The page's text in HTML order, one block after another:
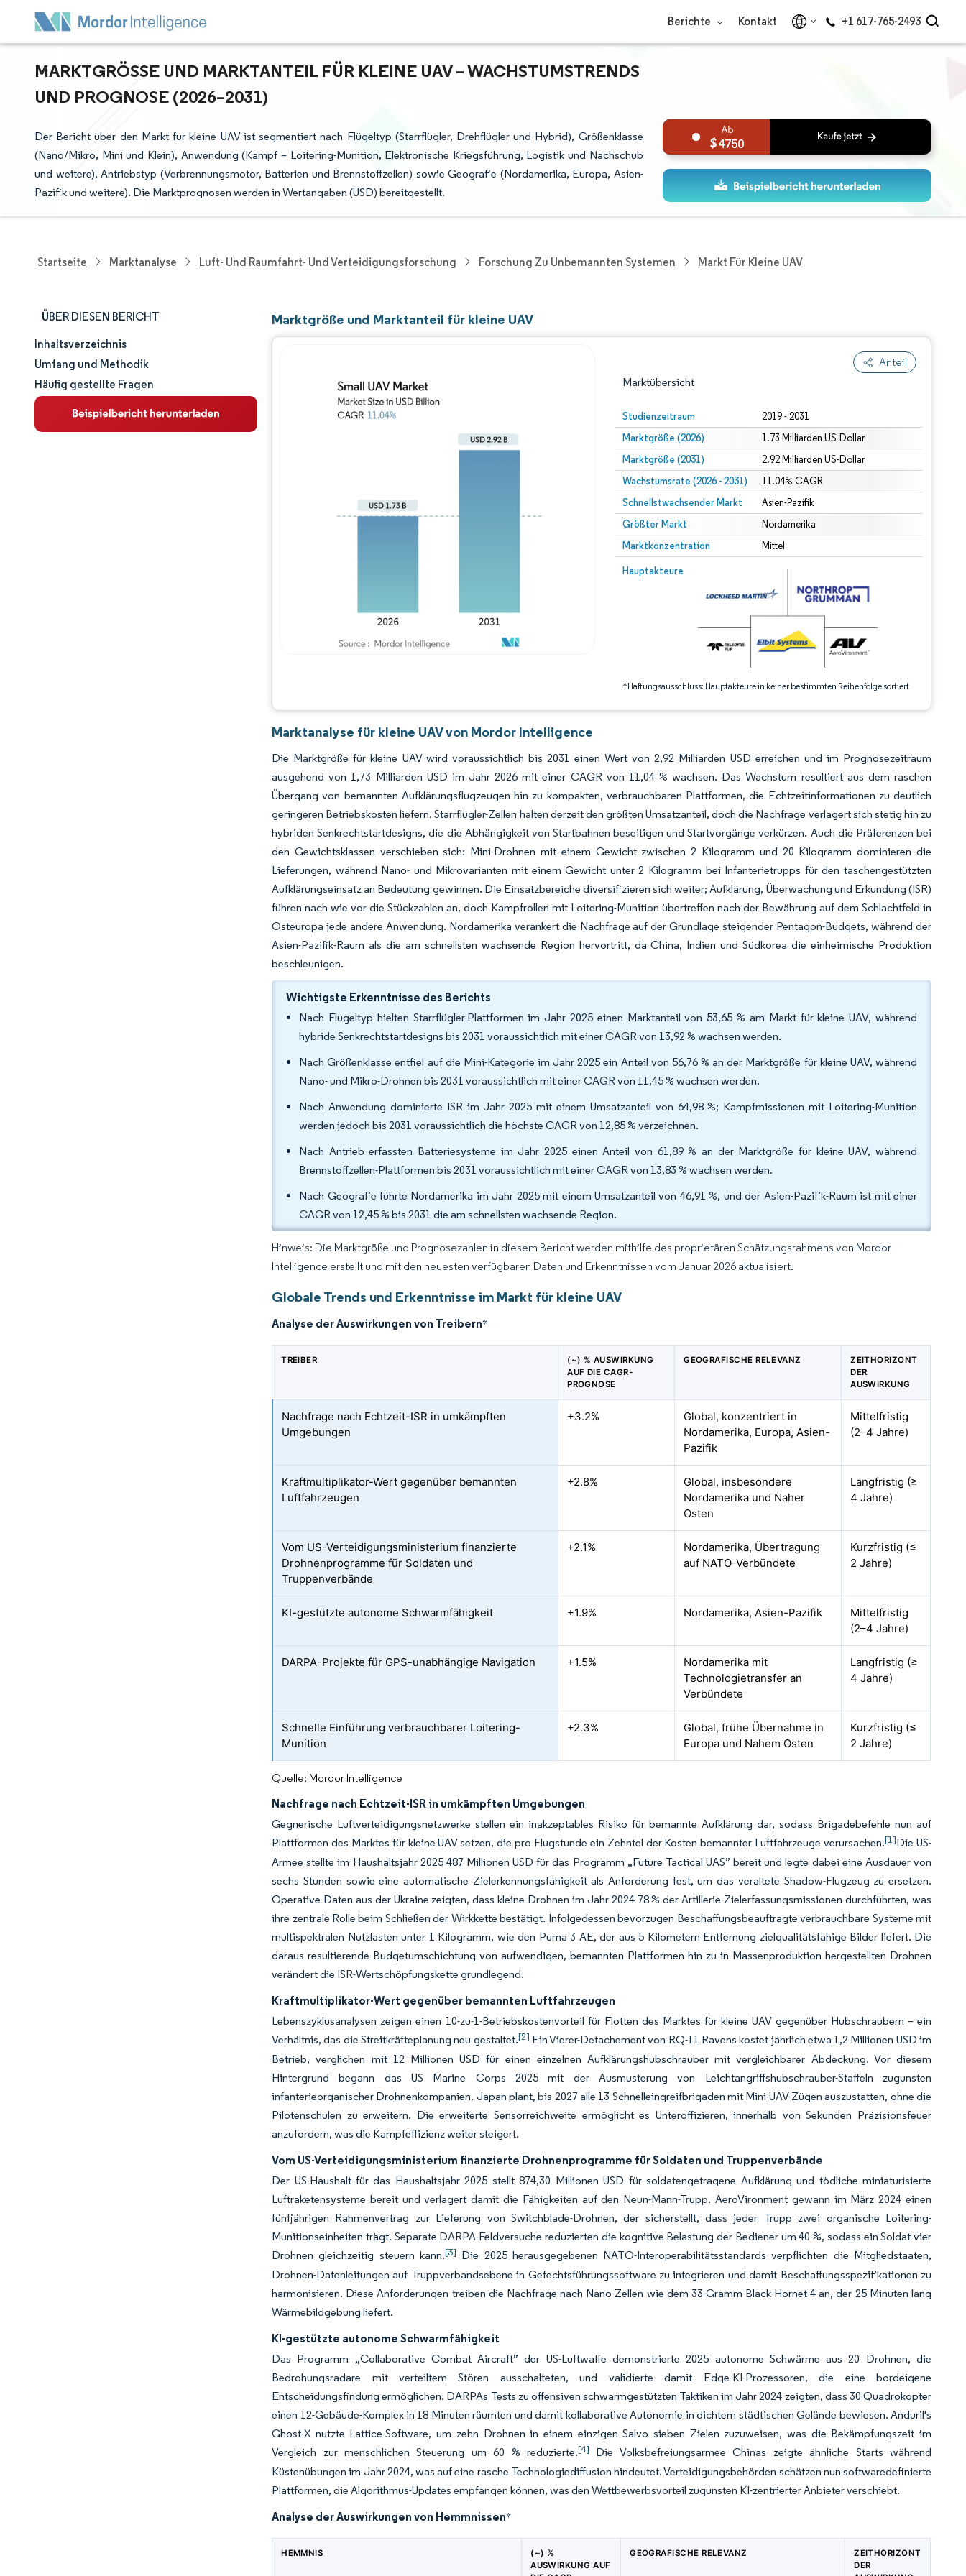
Berichte Kontakt +1 617-765-2493
MARKTGRÖSSE UND MARKTANTEIL FÜR KLEINE UAV – WACHSTUMSTRENDS U
ND PROGNOSE (2026–2031)
Der Bericht über den Markt für kleine UAV ist segmentiert nach Flügeltyp (Starrflügler, Drehflügler und Hybrid), Größenklasse
(Nano/Mikro, Mini und Klein), Anwendung (Kampf – Loitering-Munition, Elektronische Kriegsführung, Logistik und Nachschub
und weitere), Antriebstyp (Verbrennungsmotor, Batterien und Brennstoffzellen) sowie Geografie (Nordamerika, Europa, Asien-
Pazifik und weitere). Die Marktprognosen werden in Wertangaben (USD) bereitgestellt.
4750
Startseite Marktanalyse Luft- Und Raumfahrt- Und Verteidigungsforschung Forschung Zu Unbemannten Systemen Markt Für Kleine UAV
ÜBER DIESEN BERICHT
Marktgröße und -anteil
Marktanalyse
Trends und Einblicke
Inhaltsverzeichnis
Umfang und Methodik
Häufig gestellte Fragen
Marktgröße und Marktanteil für kleine UAV
Anteil
Marktübersicht
Studienzeitraum 2019 - 2031
Marktgröße (2026) 1.73 Milliarden US-Dollar
Marktgröße (2031) 2.92 Milliarden US-Dollar
Wachstumsrate (2026 - 2031) 11.04% CAGR
Schnellstwachsender Markt Asien-Pazifik
Größter Markt Nordamerika
Marktkonzentration Mittel
Hauptakteure
*Haftungsausschluss: Hauptakteure in keiner bestimmten Reihenfolge sortiert
Bild © Mordor Intelligence. Wiederverwendung erfordert Namensnennung gemäß CC BY 4.0.
Bild © Mordor Intelligence. Wiederverwendung erfordert Namensnennung gemäß CC BY 4.0.
Marktanalyse für kleine UAV von Mordor Intelligence
Die Marktgröße für kleine UAV wird voraussichtlich bis 2031 einen Wert von 2,92 Milliarden USD erreichen und im Prognosezeitraum
ausgehend von 1,73 Milliarden USD im Jahr 2026 mit einer CAGR von 11,04 % wachsen. Das Wachstum resultiert aus dem raschen
Übergang von bemannten Aufklärungsflugzeugen hin zu kompakten, verbrauchbaren Plattformen, die Echtzeitinformationen zu deutlich
geringeren Betriebskosten liefern. Starrflügler-Zellen halten derzeit den größten Umsatzanteil, doch die Nachfrage verlagert sich stetig hin zu
hybriden Senkrechtstartdesigns, die die Abhängigkeit von Startbahnen beseitigen und Startvorgänge verkürzen. Auch die Präferenzen bei
den Gewichtsklassen verschieben sich: Mini-Drohnen mit einem Gewicht zwischen 2 Kilogramm und 20 Kilogramm dominieren die
Lieferungen, während Nano- und Mikrovarianten mit einem Gewicht unter 2 Kilogramm bei Infanterietrupps für den taschengestützten
Aufklärungseinsatz an Bedeutung gewinnen. Die Einsatzbereiche diversifizieren sich weiter; Aufklärung, Überwachung und Erkundung (ISR)
führen nach wie vor die Stückzahlen an, doch Kampfrollen mit Loitering-Munition übertreffen nach der Bewährung auf dem Schlachtfeld in
Osteuropa jede andere Anwendung. Nordamerika verankert die Nachfrage auf der Grundlage steigender Pentagon-Budgets, während der
Asien-Pazifik-Raum als die am schnellsten wachsende Region hervortritt, da China, Indien und Südkorea die einheimische Produktion
beschleunigen.
Wichtigste Erkenntnisse des Berichts
Nach Flügeltyp hielten Starrflügler-Plattformen im Jahr 2025 einen Marktanteil von 53,65 % am Markt für kleine UAV, während
hybride Senkrechtstartdesigns bis 2031 voraussichtlich mit einer CAGR von 13,92 % wachsen werden.
Nach Größenklasse entfiel auf die Mini-Kategorie im Jahr 2025 ein Anteil von 56,76 % an der Marktgröße für kleine UAV, während
Nano- und Mikro-Drohnen bis 2031 voraussichtlich mit einer CAGR von 11,45 % wachsen werden.
Nach Anwendung dominierte ISR im Jahr 2025 mit einem Umsatzanteil von 64,98 %; Kampfmissionen mit Loitering-Munition
werden jedoch bis 2031 voraussichtlich die höchste CAGR von 12,85 % verzeichnen.
Nach Antrieb erfassten Batteriesysteme im Jahr 2025 einen Anteil von 61,89 % an der Marktgröße für kleine UAV, während
Brennstoffzellen-Plattformen bis 2031 voraussichtlich mit einer CAGR von 13,83 % wachsen werden.
Nach Geografie führte Nordamerika im Jahr 2025 mit einem Umsatzanteil von 46,91 %, und der Asien-Pazifik-Raum ist mit einer
CAGR von 12,45 % bis 2031 die am schnellsten wachsende Region.
Hinweis: Die Marktgröße und Prognosezahlen in diesem Bericht werden mithilfe des proprietären Schätzungsrahmens von Mordor
Intelligence erstellt und mit den neuesten verfügbaren Daten und Erkenntnissen vom Januar 2026 aktualisiert.
Globale Trends und Erkenntnisse im Markt für kleine UAV
Analyse der Auswirkungen von Treibern*
TREIBER
(~) % AUSWIRKUNG
AUF DIE CAGR-
PROGNOSE
GEOGRAFISCHE RELEVANZ
ZEITHORIZONT
DER
AUSWIRKUNG
Nachfrage nach Echtzeit-ISR in umkämpften
Umgebungen
+3.2%
Global, konzentriert in
Nordamerika, Europa, Asien-
Pazifik
Mittelfristig
(2–4 Jahre)
Kraftmultiplikator-Wert gegenüber bemannten
Luftfahrzeugen
+2.8%
Global, insbesondere
Nordamerika und Naher
Osten
Langfristig (≥
4 Jahre)
Vom US-Verteidigungsministerium finanzierte
Drohnenprogramme für Soldaten und
Truppenverbände
+2.1%
Nordamerika, Übertragung
auf NATO-Verbündete
Kurzfristig (≤
2 Jahre)
KI-gestützte autonome Schwarmfähigkeit +1.9% Nordamerika, Asien-Pazifik
Mittelfristig
(2–4 Jahre)
DARPA-Projekte für GPS-unabhängige Navigation +1.5%
Nordamerika mit
Technologietransfer an
Verbündete
Langfristig (≥
4 Jahre)
Schnelle Einführung verbrauchbarer Loitering-
Munition
+2.3%
Global, frühe Übernahme in
Europa und Nahem Osten
Kurzfristig (≤
2 Jahre)
Quelle: Mordor Intelligence
Nachfrage nach Echtzeit-ISR in umkämpften Umgebungen
Gegnerische Luftverteidigungsnetzwerke stellen ein inakzeptables Risiko für bemannte Aufklärung dar, sodass Brigadebefehle nun auf
Plattformen des Marktes für kleine UAV setzen, die pro Flugstunde ein Zehntel der Kosten bemannter Luftfahrzeuge verursachen.[1]Die US-
Armee stellte im Haushaltsjahr 2025 487 Millionen USD für das Programm „Future Tactical UAS” bereit und legte dabei eine Ausdauer von
sechs Stunden sowie eine automatische Zielerkennungsfähigkeit als Anforderung fest, um das veraltete Shadow-Flugzeug zu ersetzen.
Operative Daten aus der Ukraine zeigten, dass kleine Drohnen im Jahr 2024 78 % der Artillerie-Zielerfassungsmissionen durchführten, was
ihre zentrale Rolle beim Schließen der Wirkkette bestätigt. Infolgedessen bevorzugen Beschaffungsbeauftragte verbrauchbare Systeme mit
multispektralen Nutzlasten unter 1 Kilogramm, wie den Puma 3 AE, der aus 5 Kilometern Entfernung zielqualitätsfähige Bilder liefert. Die
daraus resultierende Budgetumschichtung von aufwendigen, bemannten Plattformen hin zu in Massenproduktion hergestellten Drohnen
verändert die ISR-Wertschöpfungskette grundlegend.
Kraftmultiplikator-Wert gegenüber bemannten Luftfahrzeugen
Lebenszyklusanalysen zeigen einen 10-zu-1-Betriebskostenvorteil für Flotten des Marktes für kleine UAV gegenüber Hubschraubern – ein
Verhältnis, das die Streitkräfteplanung neu gestaltet.[2] Ein Vierer-Detachement von RQ-11 Ravens kostet jährlich etwa 1,2 Millionen USD im
Betrieb, verglichen mit 12 Millionen USD für einen einzelnen Aufklärungshubschrauber mit vergleichbarer Abdeckung. Vor diesem
Hintergrund begann das US Marine Corps 2025 mit der Ausmusterung von Leichtangriffshubschrauber-Staffeln zugunsten
infanterieorganischer Drohnenkompanien. Japan plant, bis 2027 alle 13 Schnelleingreifbrigaden mit Mini-UAV-Zügen auszustatten, ohne die
Pilotenschulen zu erweitern. Die erweiterte Sensorreichweite ermöglicht es Unteroffizieren, innerhalb von Sekunden Präzisionsfeuer
anzufordern, was die Kampfeffizienz weiter steigert.
Vom US-Verteidigungsministerium finanzierte Drohnenprogramme für Soldaten und Truppenverbände
Der US-Haushalt für das Haushaltsjahr 2025 stellt 874,30 Millionen USD für soldatengetragene Aufklärung und tödliche miniaturisierte
Luftraketensysteme bereit und verlagert damit die Fähigkeiten auf den Neun-Mann-Trupp. AeroVironment gewann im März 2024 einen
fünfjährigen Rahmenvertrag zur Lieferung von Switchblade-Drohnen, der sicherstellt, dass jeder Trupp zwei organische Loitering-
Munitionseinheiten trägt. Separate DARPA-Feldversuche reduzierten die kognitive Belastung der Bediener um 40 %, sodass ein Soldat vier
Drohnen gleichzeitig steuern kann.[3] Die 2025 herausgegebenen NATO-Interoperabilitätsstandards verpflichten die Mitgliedstaaten,
Drohnen-Datenleitungen auf Truppverbandsebene in Gefechtsführungssoftware zu integrieren und damit Beschaffungsspezifikationen zu
harmonisieren. Diese Anforderungen treiben die Nachfrage nach Nano-Zellen wie dem 33-Gramm-Black-Hornet-4 an, der 25 Minuten lang
Wärmebildgebung liefert.
KI-gestützte autonome Schwarmfähigkeit
Das Programm „Collaborative Combat Aircraft” der US-Luftwaffe demonstrierte 2025 autonome Schwärme aus 20 Drohnen, die
Bedrohungsradare mit verteiltem Stören ausschalteten, und validierte damit Edge-KI-Prozessoren, die eine bordeigene
Entscheidungsfindung ermöglichen. DARPAs Tests zu offensiven schwarmgestützten Taktiken im Jahr 2024 zeigten, dass 30 Quadrokopter
einen 12-Gebäude-Komplex in 18 Minuten räumten und damit kollaborative Autonomie in dichtem städtischen Gelände bewiesen. Anduril's
Ghost-X nutzte Lattice-Software, um zehn Drohnen in einem einzigen Salvo sieben Zielen zuzuweisen, was die Bekämpfungszeit im
Vergleich zur menschlichen Steuerung um 60 % reduzierte.[4]
Die Volksbefreiungsarmee Chinas zeigte ähnliche Starts während
Küstenübungen im Jahr 2024, was auf eine rasche Technologiediffusion hindeutet. Verteidigungsbehörden schätzen nun softwaredefinierte
Plattformen, die Algorithmus-Updates empfangen können, was den Wettbewerbsvorteil zugunsten KI-zentrierter Anbieter verschiebt.
Analyse der Auswirkungen von Hemmnissen*
HEMMNIS
(~) %
AUSWIRKUNG AUF
GEOGRAFISCHE RELEVANZ
ZEITHORIZONT
DER